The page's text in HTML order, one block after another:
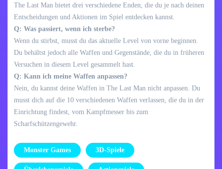
The Last Man bietet drei verschiedene Enden, die du je nach deinen
Entscheidungen und Aktionen im Spiel entdecken kannst.
Q: Was passiert, wenn ich sterbe?
Wenn du stirbst, musst du das aktuelle Level von vorne beginnen.
Du behältst jedoch alle Waffen und Gegenstände, die du in früheren
Versuchen in diesem Level gesammelt hast.
Q: Kann ich meine Waffen anpassen?
Nein, du kannst deine Waffen in The Last Man nicht anpassen. Du
musst dich auf die 10 verschiedenen Waffen verlassen, die du in der
Einrichtung findest, vom Kampfmesser bis zum
Scharfschützengewehr.
Monster Games 3D-Spiele